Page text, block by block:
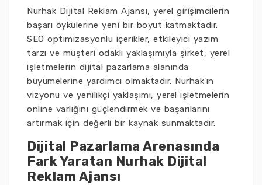
Nurhak Dijital Reklam Ajansı, yerel girişimcilerin
başarı öykülerine yeni bir boyut katmaktadır.
SEO optimizasyonlu içerikler, etkileyici yazım
tarzı ve müşteri odaklı yaklaşımıyla şirket, yerel
işletmelerin dijital pazarlama alanında
büyümelerine yardımcı olmaktadır. Nurhak'ın
vizyonu ve yenilikçi yaklaşımı, yerel işletmelerin
online varlığını güçlendirmek ve başarılarını
artırmak için değerli bir kaynak sunmaktadır.
Dijital Pazarlama Arenasında
Fark Yaratan Nurhak Dijital
Reklam Ajansı